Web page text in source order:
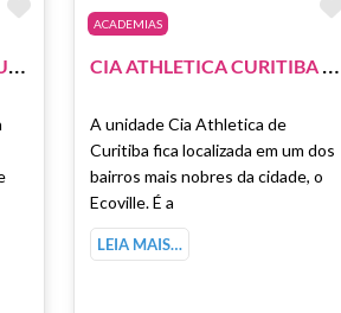
CIA ATHLETICA CLUBE CULTURA CAMPINAS
ACADEMIAS
CIA ATHLETICA CURITIBA – PARKSHOPPINGBARIGÜI
A unidade Cia Athletica de
Curitiba fica localizada em um dos
bairros mais nobres da cidade, o
Ecoville. É a
LEIA MAIS…